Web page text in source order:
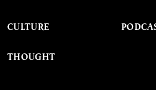
CULTURE
THOUGHT